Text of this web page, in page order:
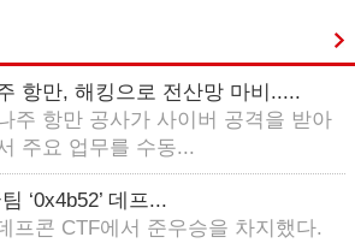
항만, 해킹으로 전산망 마비.....
주 항만 공사가 사이버 공격을 받아
주요 업무를 수동...
‘0x4b52’ 데프...
프콘 CTF에서 준우승을 차지했다.